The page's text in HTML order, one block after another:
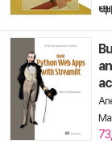
택